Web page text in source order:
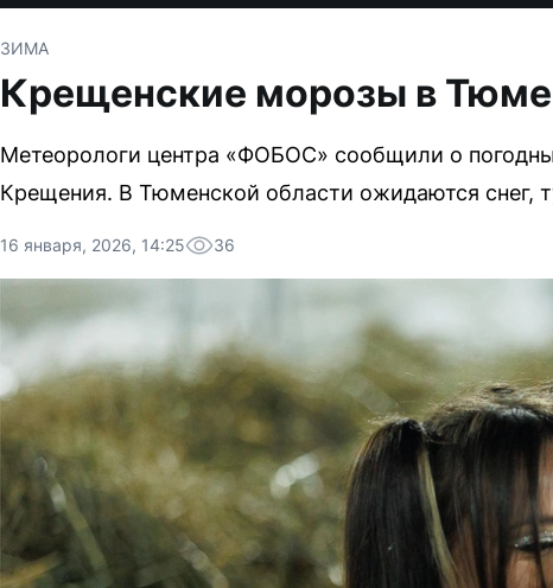
ЗИМА
Крещенские морозы в
Метеорологи центра «ФОБОС» сообщили о
Крещения. В Тюменской области ожидаются снег,
16 января, 2026, 14:25 36